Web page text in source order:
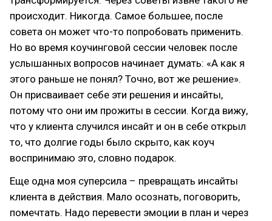
происходит. Никогда. Самое большее, после
совета он может что-то попробовать применить.
Но во время коучинговой сессии человек после
услышанных вопросов начинает думать: «А как я
этого раньше не понял? Точно, вот же решение».
Он присваивает себе эти решения и инсайты,
потому что они им прожиты в сессии. Когда вижу,
что у клиента случился инсайт и он в себе открыл
то, что долгие годы было скрыто, как коуч
воспринимаю это, словно подарок.
Еще одна моя суперсила – превращать инсайты
клиента в действия. Мало осознать, поговорить,
помечтать. Надо перевести эмоции в план и через